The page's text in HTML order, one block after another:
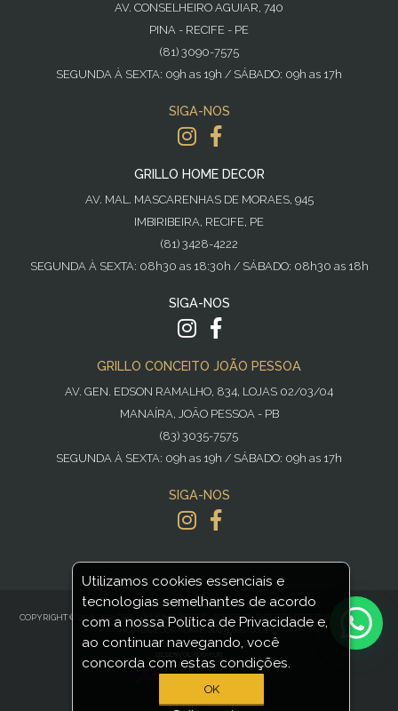
AV. CONSELHEIRO AGUIAR, 740
PINA - RECIFE - PE
(81) 3090-7575
SEGUNDA À SEXTA: 09h as 19h / SÁBADO: 09h as 17h
SIGA-NOS
GRILLO HOME DECOR
AV. MAL. MASCARENHAS DE MORAES, 945
IMBIRIBEIRA, RECIFE, PE
(81) 3428-4222
SEGUNDA À SEXTA: 08h30 as 18:30h / SÁBADO: 08h30 as 18h
SIGA-NOS
GRILLO CONCEITO JOÃO PESSOA
AV. GEN. EDSON RAMALHO, 834, LOJAS 02/03/04
MANAÍRA, JOÃO PESSOA - PB
(83) 3035-7575
SEGUNDA À SEXTA: 09h as 19h / SÁBADO: 09h as 17h
SIGA-NOS
POWERED BYNOPCOMMERCE
COPYRIGHT © 2016-2021 GRILLO HOME DECOR - TODOS OS DIREITOS RESERVADOS GRILLO
HOME DECOR - CNPJ: 11.431.608/0001-97
Utilizamos cookies essenciais e
tecnologias semelhantes de acordo
com a nossa Política de Privacidade e,
ao continuar navegando, você
concorda com estas condições.
OK